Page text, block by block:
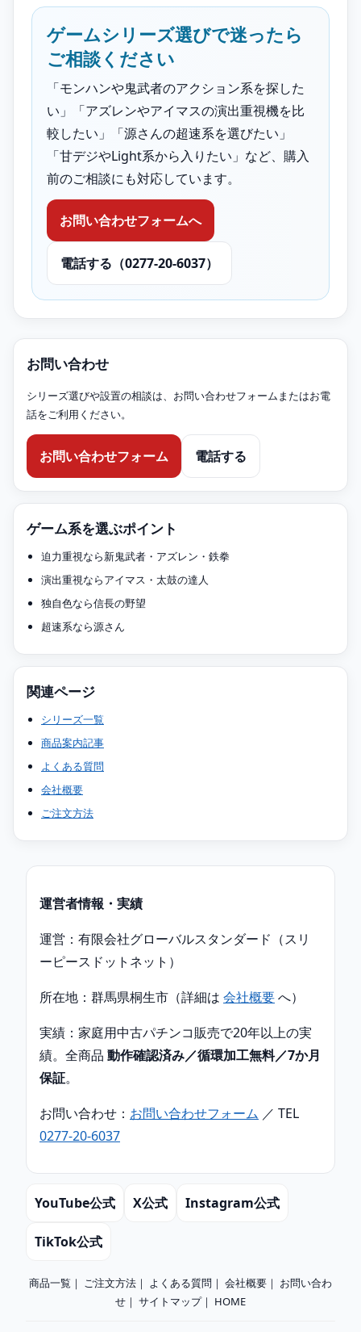
ゲームシリーズ選びで迷ったら
ご相談ください
「モンハンや鬼武者のアクション系を探した
い」「アズレンやアイマスの演出重視機を比
較したい」「源さんの超速系を選びたい」
「甘デジやLight系から入りたい」など、購入
前のご相談にも対応しています。
お問い合わせフォームへ
電話する（0277-20-6037）
お問い合わせ
シリーズ選びや設置の相談は、お問い合わせフォームまたはお電
話をご利用ください。
お問い合わせフォーム 電話する
ゲーム系を選ぶポイント
迫力重視なら新鬼武者・アズレン・鉄拳
演出重視ならアイマス・太鼓の達人
独自色なら信長の野望
超速系なら源さん
関連ページ
シリーズ一覧
商品案内記事
よくある質問
会社概要
ご注文方法
運営者情報・実績
運営：有限会社グローバルスタンダード（スリ
ーピースドットネット）
所在地：群馬県桐生市（詳細は 会社概要へ）
実績：家庭用中古パチンコ販売で20年以上の実
績。全商品 動作確認済み／循環加工無料／7か月
保証。
お問い合わせ： お問い合わせフォーム ／ TEL
0277-20-6037
YouTube公式 X公式 Instagram公式
TikTok公式
商品一覧 ｜ ご注文方法 ｜ よくある質問 ｜ 会社概要 ｜ お問い合わ
せ ｜ サイトマップ｜ HOME